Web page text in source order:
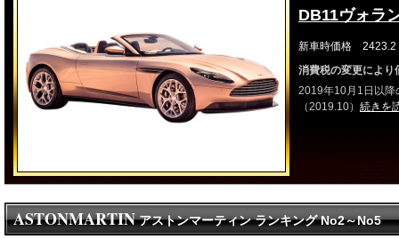
DB11ヴォラ
新車時価格 2423.2
消費税の変更により
2019年10月1日以降
（2019.10） 続きを
ASTONMARTINアストンマーティン ランキング No2～No5